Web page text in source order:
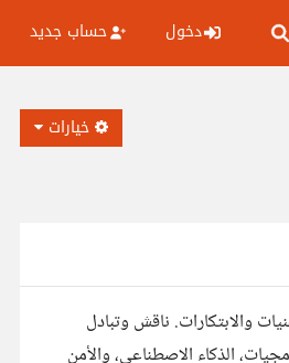
دخول حساب جديد
خيارات
والابتكارات. ناقش وتبادل
الذكاء الاصطناعي، والأمن